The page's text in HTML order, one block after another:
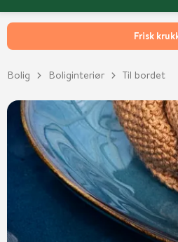
Frisk
Bolig Boliginteriør Til bordet